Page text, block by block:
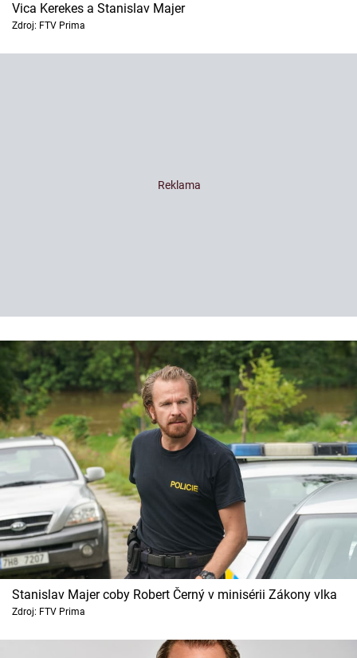
Vica Kerekes a Stanislav Majer
Zdroj: FTV Prima
Stanislav Majer coby Robert Černý v minisérii Zákony vlka
Zdroj: FTV Prima